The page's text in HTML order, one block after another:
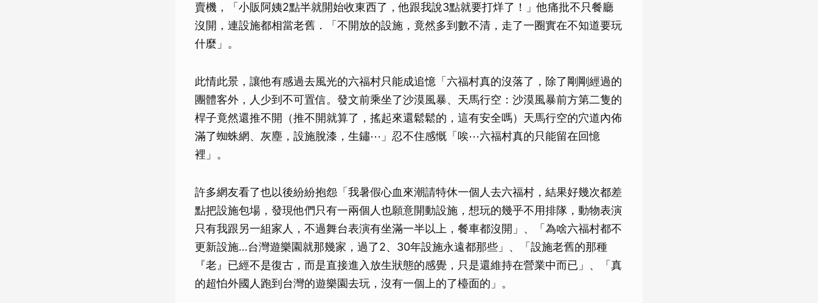
賣機，「小販阿姨2點半就開始收東西了，他跟我說3點就要打烊了！」他痛批不只餐廳
沒開，連設施都相當老舊．「不開放的設施，竟然多到數不清，走了一圈實在不知道要玩
什麼」。
此情此景，讓他有感過去風光的六福村只能成追憶「六福村真的沒落了，除了剛剛經過的
團體客外，人少到不可置信。發文前乘坐了沙漠風暴、天馬行空：沙漠風暴前方第二隻的
桿子竟然還推不開（推不開就算了，搖起來還鬆鬆的，這有安全嗎）天馬行空的穴道內佈
滿了蜘蛛網、灰塵，設施脫漆，生鏽⋯」忍不住感慨「唉⋯六福村真的只能留在回憶
裡」。
許多網友看了也以後紛紛抱怨「我暑假心血來潮請特休一個人去六福村，結果好幾次都差
點把設施包場，發現他們只有一兩個人也願意開動設施，想玩的幾乎不用排隊，動物表演
只有我跟另一組家人，不過舞台表演有坐滿一半以上，餐車都沒開」、「為啥六福村都不
更新設施…台灣遊樂園就那幾家，過了2、30年設施永遠都那些」、「設施老舊的那種
『老』已經不是復古，而是直接進入放生狀態的感覺，只是還維持在營業中而已」、「真
的超怕外國人跑到台灣的遊樂園去玩，沒有一個上的了檯面的」。